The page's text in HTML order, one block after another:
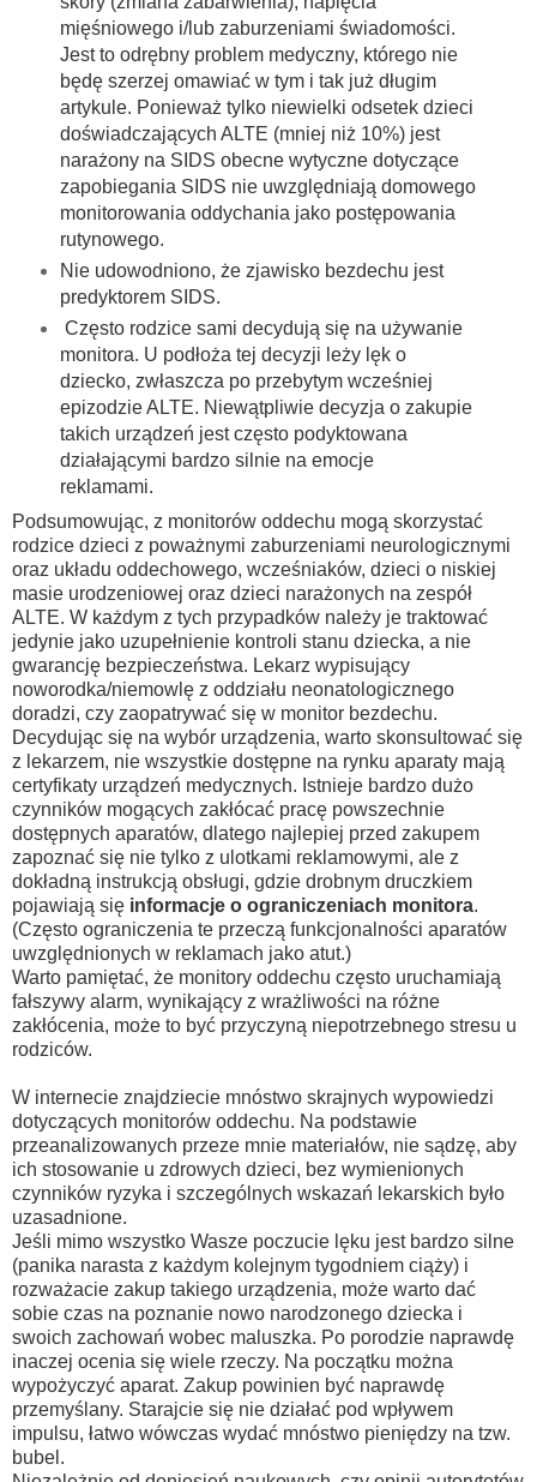
mięśniowego i/lub zaburzeniami świadomości.
Jest to odrębny problem medyczny, którego nie
będę szerzej omawiać w tym i tak już długim
artykule. Ponieważ tylko niewielki odsetek dzieci
doświadczających ALTE (mniej niż 10%) jest
narażony na SIDS obecne wytyczne dotyczące
zapobiegania SIDS nie uwzględniają domowego
monitorowania oddychania jako postępowania
rutynowego.
Nie udowodniono, że zjawisko bezdechu jest
predyktorem SIDS.
Często rodzice sami decydują się na używanie
monitora. U podłoża tej decyzji leży lęk o
dziecko, zwłaszcza po przebytym wcześniej
epizodzie ALTE. Niewątpliwie decyzja o zakupie
takich urządzeń jest często podyktowana
działającymi bardzo silnie na emocje
reklamami.
Podsumowując, z monitorów oddechu mogą skorzystać
rodzice dzieci z poważnymi zaburzeniami neurologicznymi
oraz układu oddechowego, wcześniaków, dzieci o niskiej
masie urodzeniowej oraz dzieci narażonych na zespół
ALTE. W każdym z tych przypadków należy je traktować
jedynie jako uzupełnienie kontroli stanu dziecka, a nie
gwarancję bezpieczeństwa. Lekarz wypisujący
noworodka/niemowlę z oddziału neonatologicznego
doradzi, czy zaopatrywać się w monitor bezdechu.
Decydując się na wybór urządzenia, warto skonsultować się
z lekarzem, nie wszystkie dostępne na rynku aparaty mają
certyfikaty urządzeń medycznych. Istnieje bardzo dużo
czynników mogących zakłócać pracę powszechnie
dostępnych aparatów, dlatego najlepiej przed zakupem
zapoznać się nie tylko z ulotkami reklamowymi, ale z
dokładną instrukcją obsługi, gdzie drobnym druczkiem
pojawiają się informacje o ograniczeniach monitora.
(Często ograniczenia te przeczą funkcjonalności aparatów
uwzględnionych w reklamach jako atut.)
Warto pamiętać, że monitory oddechu często uruchamiają
fałszywy alarm, wynikający z wrażliwości na różne
zakłócenia, może to być przyczyną niepotrzebnego stresu u
rodziców.
W internecie znajdziecie mnóstwo skrajnych wypowiedzi
dotyczących monitorów oddechu. Na podstawie
przeanalizowanych przeze mnie materiałów, nie sądzę, aby
ich stosowanie u zdrowych dzieci, bez wymienionych
czynników ryzyka i szczególnych wskazań lekarskich było
uzasadnione.
Jeśli mimo wszystko Wasze poczucie lęku jest bardzo silne
(panika narasta z każdym kolejnym tygodniem ciąży) i
rozważacie zakup takiego urządzenia, może warto dać
sobie czas na poznanie nowo narodzonego dziecka i
swoich zachowań wobec maluszka. Po porodzie naprawdę
inaczej ocenia się wiele rzeczy. Na początku można
wypożyczyć aparat. Zakup powinien być naprawdę
przemyślany. Starajcie się nie działać pod wpływem
impulsu, łatwo wówczas wydać mnóstwo pieniędzy na tzw.
bubel.